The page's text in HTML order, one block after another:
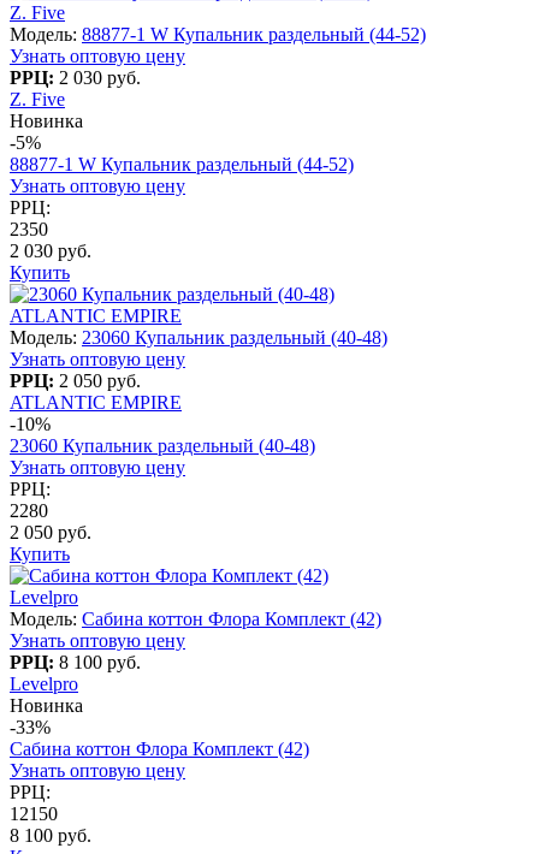
Z. Five
Модель: 88877-1 W Купальник раздельный (44-52)
Узнать оптовую цену
РРЦ: 2 030 руб.
Z. Five
Новинка
-5%
88877-1 W Купальник раздельный (44-52)
Узнать оптовую цену
РРЦ:
2350
2 030 руб.
Купить
ATLANTIC EMPIRE
Модель: 23060 Купальник раздельный (40-48)
Узнать оптовую цену
РРЦ: 2 050 руб.
ATLANTIC EMPIRE
-10%
23060 Купальник раздельный (40-48)
Узнать оптовую цену
РРЦ:
2280
2 050 руб.
Купить
Levelpro
Модель: Сабина коттон Флора Комплект (42)
Узнать оптовую цену
РРЦ: 8 100 руб.
Levelpro
Новинка
-33%
Сабина коттон Флора Комплект (42)
Узнать оптовую цену
РРЦ:
12150
8 100 руб.